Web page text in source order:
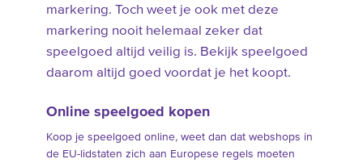
markering. Toch weet je ook met deze
markering nooit helemaal zeker dat
speelgoed altijd veilig is. Bekijk speelgoed
daarom altijd goed voordat je het koopt.
Online speelgoed kopen
Koop je speelgoed online, weet dan dat webshops in
de EU-lidstaten zich aan Europese regels moeten